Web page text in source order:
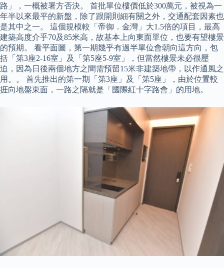
路」，一概被署方否決。 首批單位樓價低於300萬元，被視為一
年半以來最平的新盤，除了跟開則細有關之外，交通配套因素也
是其中之一。 這個規模較「帝御．金灣」大1.5倍的項目，最高
建築高度介乎70及85米高，故基本上向東面單位，也要有望樓景
的預期。 看平面圖，第一期幾乎有過半單位會朝向這方向，包
括「第3座2-16室」及「第5座5-9室」，但當然樓景未必很壓
迫，因為日後兩個地方之間需預留15米非建築地帶，以作通風之
用。。 首先推出的第一期「第3座」及「第5座」，由於位置較
捱向地盤東面，一路之隔就是「國際紅十字路會」的用地。